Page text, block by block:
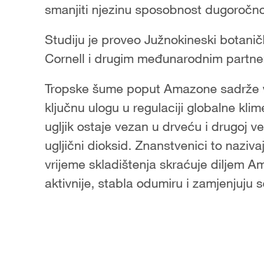
smanjiti njezinu sposobnost
Studiju je proveo Južnokineski
Cornell i drugim međunarodnim
Tropske šume poput Amazone
ključnu ulogu u regulaciji globalne
ugljik ostaje vezan u drveću i drugoj
ugljični dioksid. Znanstvenici to
vrijeme skladištenja skraćuje diljem
aktivnije, stabla odumiru i zamjenjuju